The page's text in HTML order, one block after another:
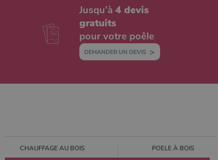
Jusqu’à4 devis
gratuits
pour votre poêle
DEMANDER UN DEVIS
CHAUFFAGE AU BOIS POELE À BOIS